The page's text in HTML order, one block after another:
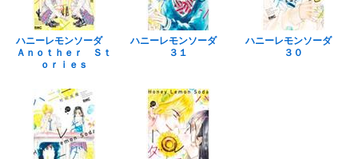
ハニーレモンソーダ
Ａｎｏｔｈｅｒ Ｓｔ
ｏｒｉｅｓ
ハニーレモンソーダ
３１
ハニーレモンソーダ
３０